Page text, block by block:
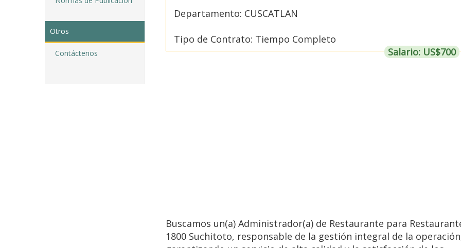
Otros
Contáctenos
Departamento: CUSCATLAN
Tipo de Contrato: Tiempo Completo
Salario: US$700
Buscamos un(a) Administrador(a) de Restaurante para
1800 Suchitoto, responsable de la gestión integral de la